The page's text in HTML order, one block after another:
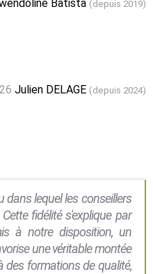
Batista (depuis 2019)
Julien DELAGE (depuis 2024)
dans lequel les conseillers
fidélité s'explique par
à notre disposition, un
une véritable montée
des formations de qualité,